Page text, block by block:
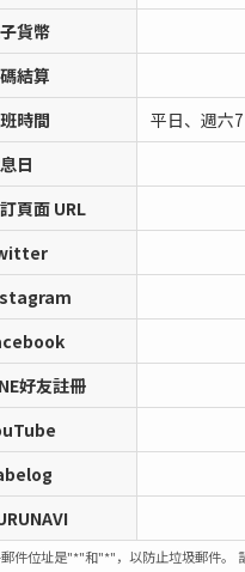
貨幣
結算
班時間
平日、週六
日
頁面 URL
好友註冊
件位址是"*"和"*"，以防止垃圾郵件。